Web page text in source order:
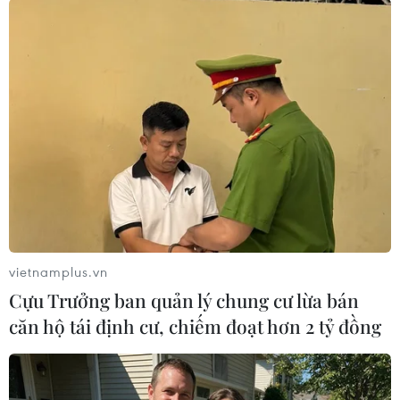
Việc miễn phí sách giáo khoa là bước đi đột phá
của tỉnh Quảng Ninh nhằm giảm bớt gánh nặng
tài chính cho người dân, đảm bảo an sinh xã hội,
hướng tới mục tiêu mọi học sinh đều được tiếp
cận giáo dục.
(Vietnam+)
vietnamplus.vn
Cựu Trưởng ban quản lý chung cư lừa bán
căn hộ tái định cư, chiếm đoạt hơn 2 tỷ đồng